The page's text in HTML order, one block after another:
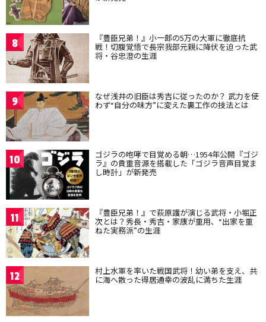
8 『豊臣兄弟！』小一郎の5万の大軍に徹底抗
戦！切腹覚悟で長宗我部元親に降伏を迫った武
将・谷忠澄の生涯
9 なぜ浅井の旧臣は秀吉に従ったのか？ 武力を使
わず“自分の味方”に変えた裏工作の技法とは
10 ゴジラの咆哮で目覚める朝…1954年公開『ゴジ
ラ』の貴重音源を搭載した「ゴジラ音声目覚ま
し時計」が新発売
11 『豊臣兄弟！』で萩原護が演じる武将・小堀正
次とは？秀長・秀吉・家康が重用、“出家を重
ねた実務派”の生涯
12 村上水軍を率いた戦国武将！幼い弟を支え、共
に海へ散った得居通幸の波乱に満ちた生涯